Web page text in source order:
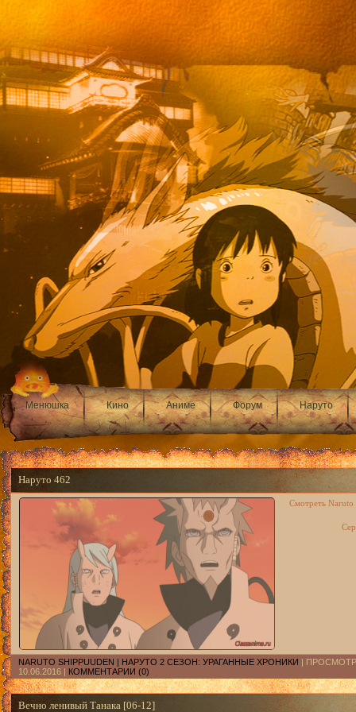
Менюшка Кино Аниме Форум Наруто
Наруто 462
Смотреть Naruto
NARUTO SHIPPUUDEN | НАРУТО 2 СЕЗОН: УРАГАННЫЕ ХРОНИКИ |
10.06.2016 | КОММЕНТАРИИ (0)
Вечно ленивый Танака [06-12]